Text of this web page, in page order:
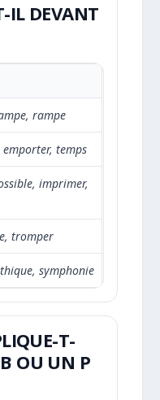
IL DEVANT
rampe
temps
imprimer,
tromper
symphonie
T-
OU UN P